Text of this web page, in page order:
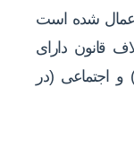
شده است
قانون دارای
اجتماعی (در